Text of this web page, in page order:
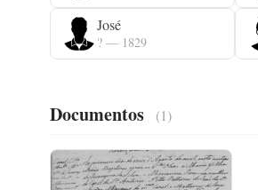
José
? — 1829
Documentos (1)